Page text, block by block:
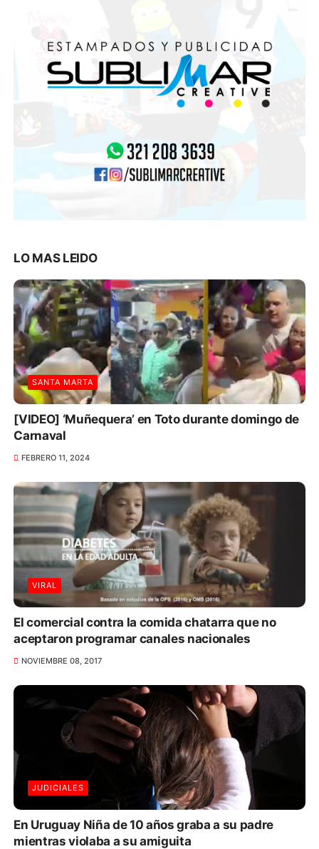
LO MAS LEIDO
SANTA MARTA
[VIDEO] ‘Muñequera’ en Toto durante domingo de
Carnaval
FEBRERO 11, 2024
VIRAL
El comercial contra la comida chatarra que no
aceptaron programar canales nacionales
NOVIEMBRE 08, 2017
JUDICIALES
En Uruguay Niña de 10 años graba a su padre
mientras violaba a su amiguita